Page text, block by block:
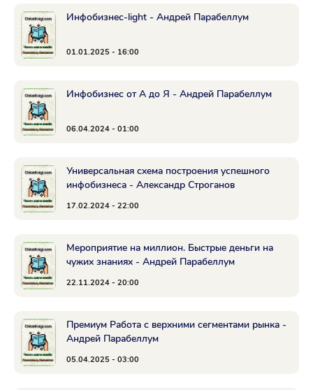
Инфобизнес-light - Андрей Парабеллум
01.01.2025 - 16:00
Инфобизнес от А до Я - Андрей Парабеллум
06.04.2024 - 01:00
Универсальная схема построения успешного
инфобизнеса - Александр Строганов
17.02.2024 - 22:00
Мероприятие на миллион. Быстрые деньги на
чужих знаниях - Андрей Парабеллум
22.11.2024 - 20:00
Премиум Работа с верхними сегментами рынка -
Андрей Парабеллум
05.04.2025 - 03:00